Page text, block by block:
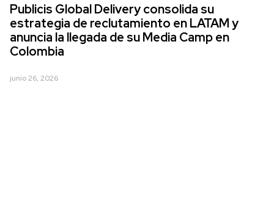
Publicis Global Delivery consolida su
estrategia de reclutamiento en LATAM y
anuncia la llegada de su Media Camp en
Colombia
junio 26, 2026